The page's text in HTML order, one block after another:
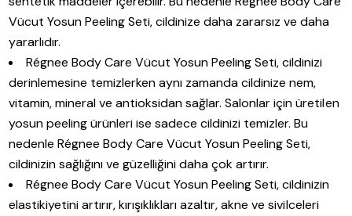
Vücut Yosun Peeling Seti, cildinize daha zararsız ve daha
yararlıdır.
Régnee Body Care Vücut Yosun Peeling Seti, cildinizi
derinlemesine temizlerken aynı zamanda cildinize nem,
vitamin, mineral ve antioksidan sağlar. Salonlar için üretilen
yosun peeling ürünleri ise sadece cildinizi temizler. Bu
nedenle Régnee Body Care Vücut Yosun Peeling Seti,
cildinizin sağlığını ve güzelliğini daha çok artırır.
Régnee Body Care Vücut Yosun Peeling Seti, cildinizin
elastikiyetini artırır, kırışıklıkları azaltır, akne ve sivilceleri